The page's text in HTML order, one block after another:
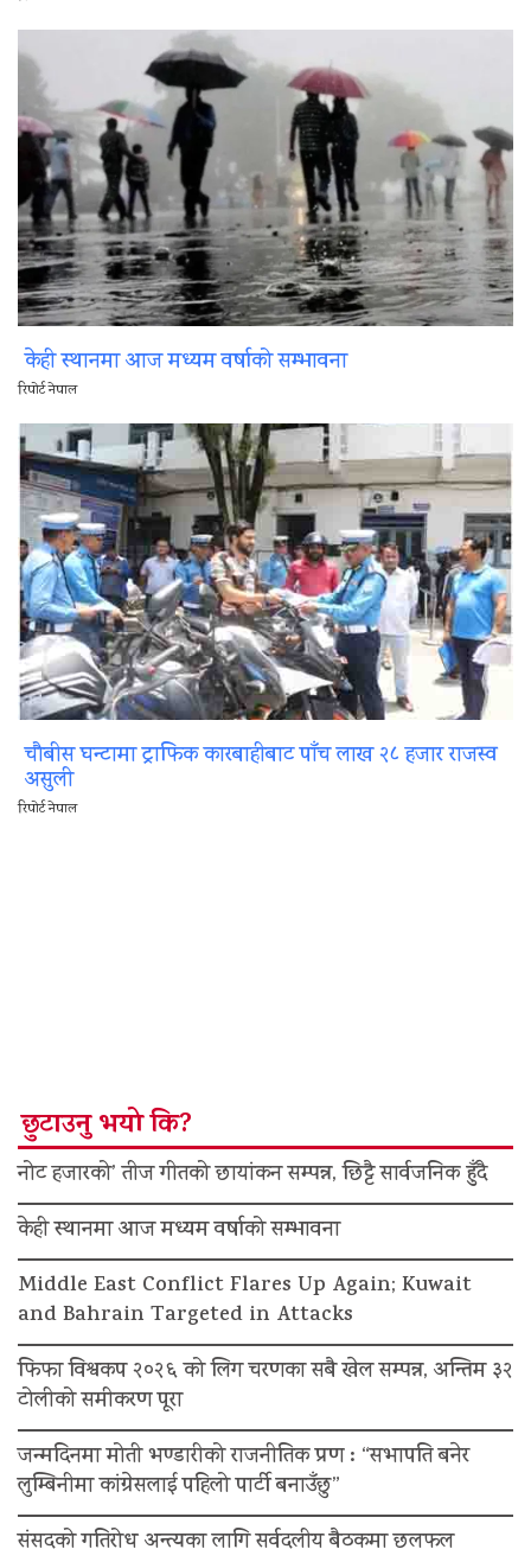
केही स्थानमा आज मध्यम वर्षाको सम्भावना
रिपोर्ट नेपाल
चौबीस घन्टामा ट्राफिक कारबाहीबाट पाँच लाख २८ हजार राजस्व
असुली
रिपोर्ट नेपाल
छुटाउनु भयो कि?
नोट हजारको’ तीज गीतको छायांकन सम्पन्न, छिट्टै सार्वजनिक हुँदै
केही स्थानमा आज मध्यम वर्षाको सम्भावना
Middle East Conflict Flares Up Again; Kuwait
and Bahrain Targeted in Attacks
फिफा विश्वकप २०२६ को लिग चरणका सबै खेल सम्पन्न, अन्तिम ३२
टोलीको समीकरण पूरा
जन्मदिनमा मोती भण्डारीको राजनीतिक प्रण : “सभापति बनेर
लुम्बिनीमा कांग्रेसलाई पहिलो पार्टी बनाउँछु”
संसदको गतिरोध अन्त्यका लागि सर्वदलीय बैठकमा छलफल